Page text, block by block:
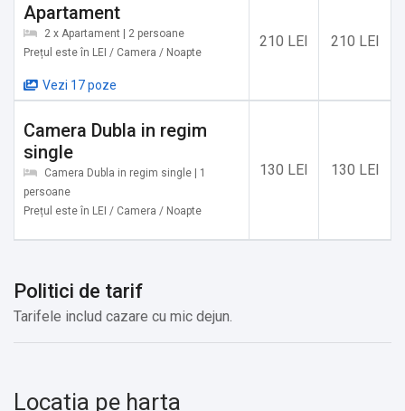
Apartament
2 x Apartament | 2 persoane
Prețul este în LEI / Camera / Noapte
Vezi 17 poze
210 LEI 210 LEI
Camera Dubla in regim
single
Camera Dubla in regim single | 1
persoane
Prețul este în LEI / Camera / Noapte
130 LEI 130 LEI
Politici de tarif
Tarifele includ cazare cu mic dejun.
Locatia pe harta